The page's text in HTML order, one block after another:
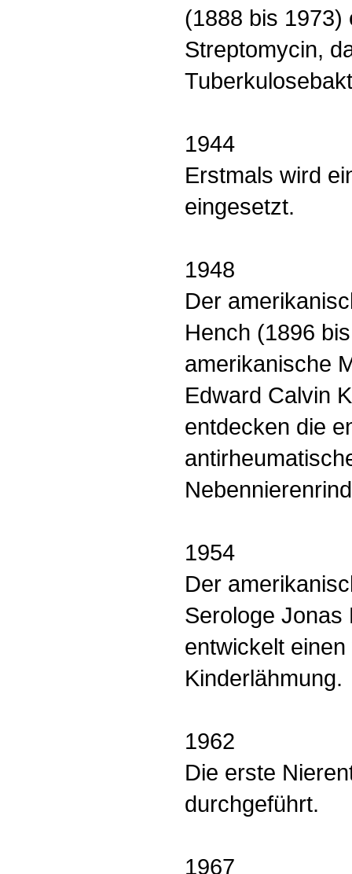
(1888 bis 1973)
Streptomycin,
1944
Erstmals wird
eingesetzt.
1948
Der
Hench (1896
amerikanische
Edward Calvin
entdecken die
1954
Der
Serologe Jonas
entwickelt
Kinderlähmung.
1962
Die erste
durchgeführt.
1967